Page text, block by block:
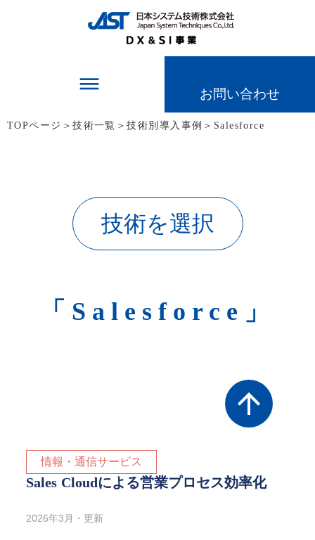
dehaze お問い合わせ
TOPページ ＞技術一覧 ＞技術別導入事例 ＞ Salesforce
arrow_upward
技術を選択
「Salesforce」
情報・通信サービス
Sales Cloudによる営業プロセス効率化
2026年3月・更新